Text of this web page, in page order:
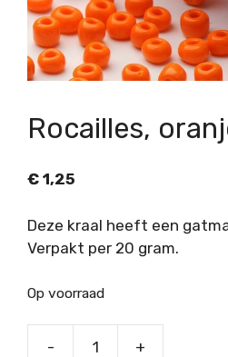
Rocailles,
€ 1,25
Deze kraal heeft een
Verpakt per 20 gram.
Op voorraad
- +